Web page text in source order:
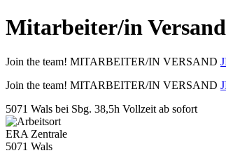
Mitarbeiter/in Versand
Join the team! MITARBEITER/IN VERSAND
Join the team! MITARBEITER/IN VERSAND
5071 Wals bei Sbg. 38,5h Vollzeit ab sofort
ERA Zentrale
5071 Wals